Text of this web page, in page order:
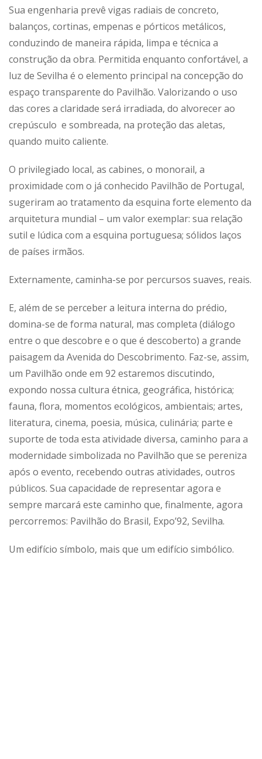
Sua engenharia prevê vigas radiais de concreto,
balanços, cortinas, empenas e pórticos metálicos,
conduzindo de maneira rápida, limpa e técnica a
construção da obra. Permitida enquanto confortável, a
luz de Sevilha é o elemento principal na concepção do
espaço transparente do Pavilhão. Valorizando o uso
das cores a claridade será irradiada, do alvorecer ao
crepúsculo e sombreada, na proteção das aletas,
quando muito caliente.
O privilegiado local, as cabines, o monorail, a
proximidade com o já conhecido Pavilhão de Portugal,
sugeriram ao tratamento da esquina forte elemento da
arquitetura mundial – um valor exemplar: sua relação
sutil e lúdica com a esquina portuguesa; sólidos laços
de países irmãos.
Externamente, caminha-se por percursos suaves, reais.
E, além de se perceber a leitura interna do prédio,
domina-se de forma natural, mas completa (diálogo
entre o que descobre e o que é descoberto) a grande
paisagem da Avenida do Descobrimento. Faz-se, assim,
um Pavilhão onde em 92 estaremos discutindo,
expondo nossa cultura étnica, geográfica, histórica;
fauna, flora, momentos ecológicos, ambientais; artes,
literatura, cinema, poesia, música, culinária; parte e
suporte de toda esta atividade diversa, caminho para a
modernidade simbolizada no Pavilhão que se pereniza
após o evento, recebendo outras atividades, outros
públicos. Sua capacidade de representar agora e
sempre marcará este caminho que, finalmente, agora
percorremos: Pavilhão do Brasil, Expo’92, Sevilha.
Um edifício símbolo, mais que um edifício simbólico.